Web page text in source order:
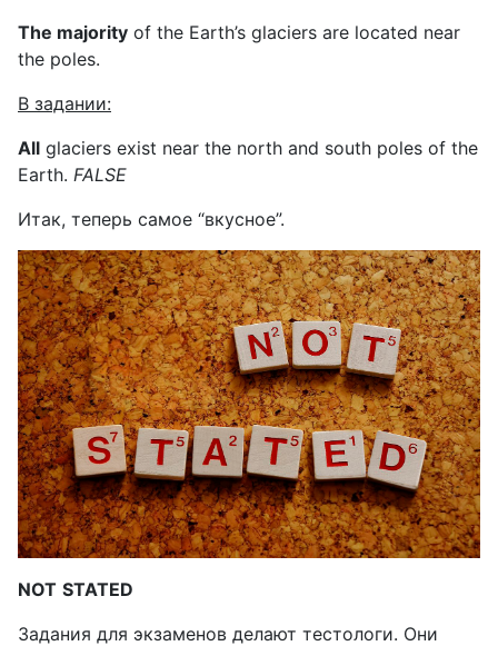
The majority of the Earth’s glaciers are located near
the poles.
В задании:
All glaciers exist near the north and south poles of the
Earth. FALSE
Итак, теперь самое “вкусное”.
NOT STATED
Задания для экзаменов делают тестологи. Они